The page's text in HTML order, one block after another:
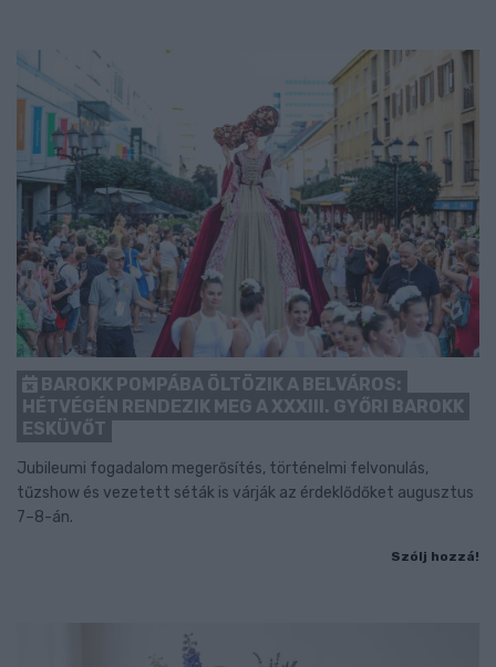
BAROKK POMPÁBA ÖLTÖZIK A BELVÁROS:
HÉTVÉGÉN RENDEZIK MEG A XXXIII. GYŐRI BAROKK
ESKÜVŐT
Jubileumi fogadalom megerősítés, történelmi felvonulás,
tűzshow és vezetett séták is várják az érdeklődőket augusztus
7–8-án.
Szólj hozzá!